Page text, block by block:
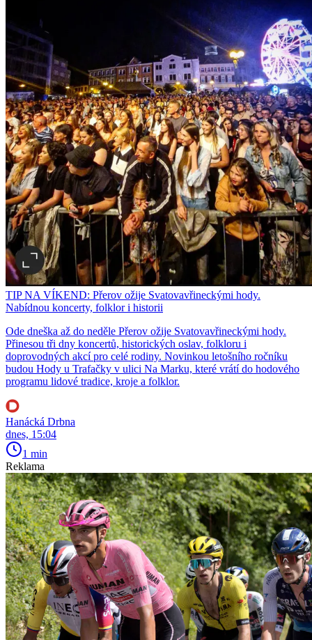
TIP NA VÍKEND: Přerov ožije Svatovavřineckými hody.
Nabídnou koncerty, folklor i historii
Ode dneška až do neděle Přerov ožije Svatovavřineckými hody.
Přinesou tři dny koncertů, historických oslav, folkloru i
doprovodných akcí pro celé rodiny. Novinkou letošního ročníku
budou Hody u Trafačky v ulici Na Marku, které vrátí do hodového
programu lidové tradice, kroje a folklor.
Hanácká Drbna
dnes, 15:04
1 min
Reklama